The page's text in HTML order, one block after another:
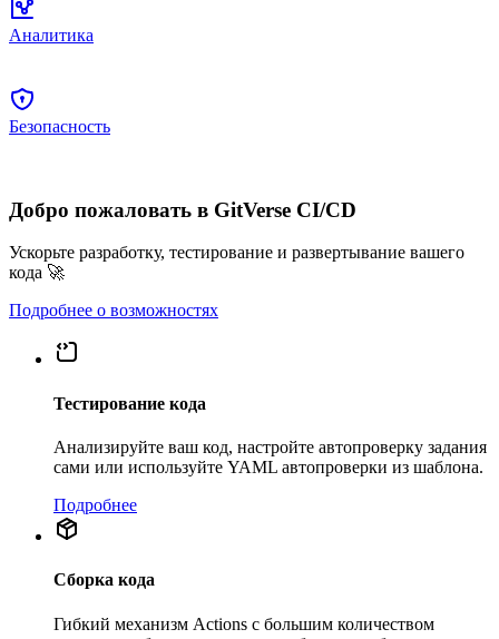
Аналитика
Безопасность
Добро пожаловать в GitVerse CI/CD
Ускорьте разработку, тестирование и развертывание вашего
кода 🚀
Подробнее о возможностях
Тестирование кода
Анализируйте ваш код, настройте автопроверку задания
сами или используйте YAML автопроверки из шаблона.
Подробнее
Сборка кода
Гибкий механизм Actions с большим количеством